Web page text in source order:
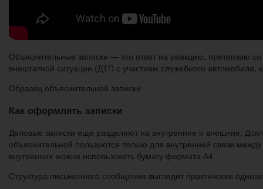
Объяснительные записки — это ответ на реакцию, претензию
внештатной ситуации (ДТП с участием служебного
Образец объяснительной записки
Как оформлять записки
Деловые записки еще разделяют на внутренние и внешние.
объяснительной пользуются только для внутренней связи
внутренних можно использовать бумагу формата А4.
Структура письменного сообщения выглядит практически